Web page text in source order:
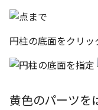
円柱の底面をクリッ
黄色のパーツを